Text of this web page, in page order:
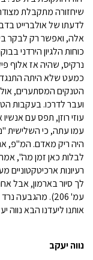
שיחזורה מתקבלת
לדעתו של אולברייט
אלה, ואפשר רק לבקר
נרקיס, שהיה אז אלוף
כמעט שלא היתה
הטנקים המסתערים,
ועבר לדרכו. בעקבות
עוזי רוזן, תפס עם
עמו עתה, כי השלישית
היה ריק מאדם. המ"פ,
לבלות כאן זמן מה",
רעיונות ארכיטקטוניים
לך סיור בארמון, אבל
עמ' 206).
אותנו ליעדנו הבא נווה
נווה יעקב